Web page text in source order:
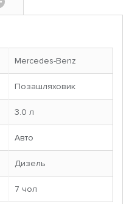
Mercedes-Benz
Позашляховик
3.0 л
Авто
Дизель
7 чoл